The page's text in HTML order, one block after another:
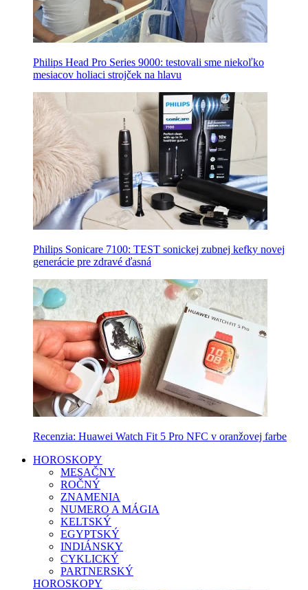
Philips Head Pro Series 9000: testovali sme niekoľko
mesiacov holiaci strojček na hlavu
Philips Sonicare 7100: TEST sonickej zubnej kefky novej
generácie pre zdravé ďasná
Recenzia: Huawei Watch Fit 5 Pro NFC v oranžovej farbe
HOROSKOPY
MESAČNY
ROČNÝ
ZNAMENIA
NUMERO A MÁGIA
KELTSKÝ
EGYPTSKÝ
INDIÁNSKY
CYKLICKÝ
PARTNERSKÝ
HOROSKOPY